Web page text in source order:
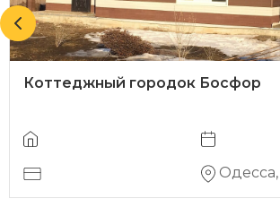
Коттеджный городок Босфор